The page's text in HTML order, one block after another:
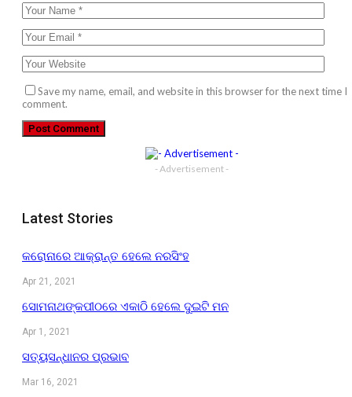
Save my name, email, and website in this browser for the next time I
comment.
- Advertisement -
Latest Stories
କରୋନାରେ ଆକ୍ରାନ୍ତ ହେଲେ ନରସିଂହ
Apr 21, 2021
ସୋମନାଥଙ୍କପୀଠରେ ଏକାଠି ହେଲେ ଦୁଇଟି ମନ
Apr 1, 2021
ସତ୍ୟସନ୍ଧାନର ପ୍ରଭାବ
Mar 16, 2021